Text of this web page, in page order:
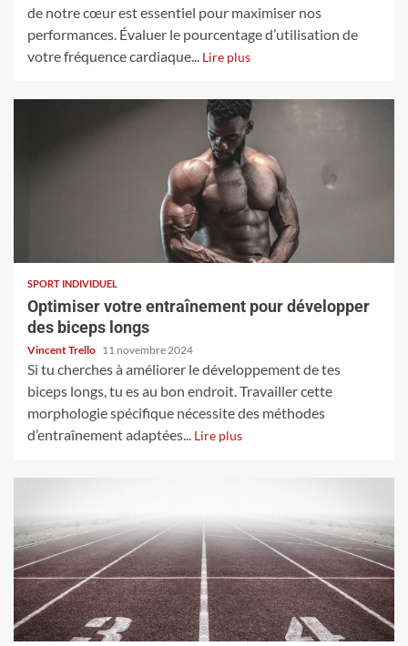
de notre cœur est essentiel pour maximiser nos
performances. Évaluer le pourcentage d’utilisation de
votre fréquence cardiaque... Lire plus
SPORT INDIVIDUEL
Optimiser votre entraînement pour développer
des biceps longs
Vincent Trello 11 novembre 2024
Si tu cherches à améliorer le développement de tes
biceps longs, tu es au bon endroit. Travailler cette
morphologie spécifique nécessite des méthodes
d’entraînement adaptées... Lire plus